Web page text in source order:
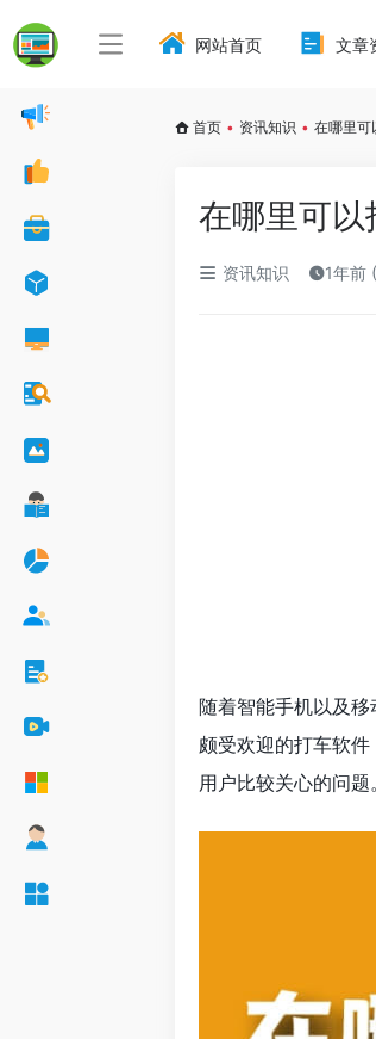
网站首页 文章
首页 • 资讯知识 • 在哪里可
在哪里可以
资讯知识 1年前
随着智能手机以及
颇受欢迎的打车软
用户比较关心的问